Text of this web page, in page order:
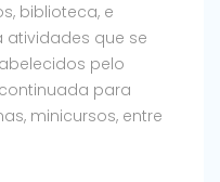
biblioteca, e
que se
pelo
para
minicursos, entre